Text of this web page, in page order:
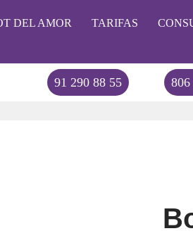
DEL AMOR TARIFAS
91 290 88 55 806